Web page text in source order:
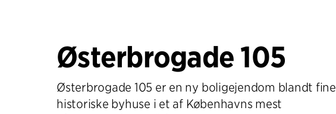
Østerbrogade 105
Østerbrogade 105 er en ny boligejendom blandt fine
historiske byhuse i et af Københavns mest